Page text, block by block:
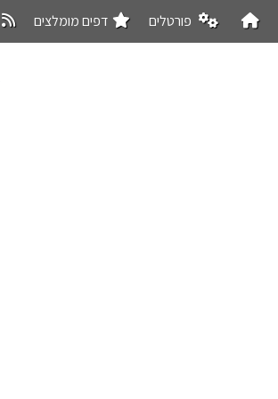
פורטלים דפים מומלצים